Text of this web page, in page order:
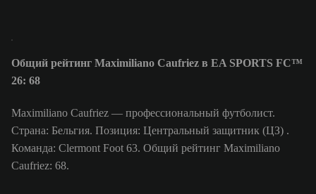
Общий рейтинг Maximiliano Caufriez в EA SPORTS FC™
26: 68
Maximiliano Caufriez — профессиональный футболист.
Страна: Бельгия. Позиция: Центральный защитник (ЦЗ) .
Команда: Clermont Foot 63. Общий рейтинг Maximiliano
Caufriez: 68.